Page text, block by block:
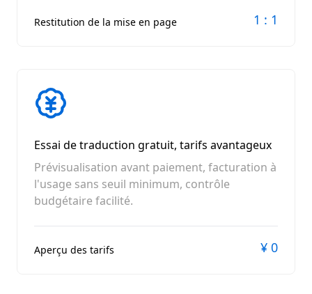
Restitution de la mise en page 1 : 1
Essai de traduction gratuit, tarifs avantageux
Prévisualisation avant paiement, facturation à
l'usage sans seuil minimum, contrôle
budgétaire facilité.
Aperçu des tarifs ¥ 0